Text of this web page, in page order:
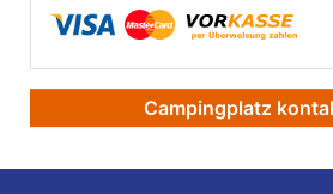
Campingplatz